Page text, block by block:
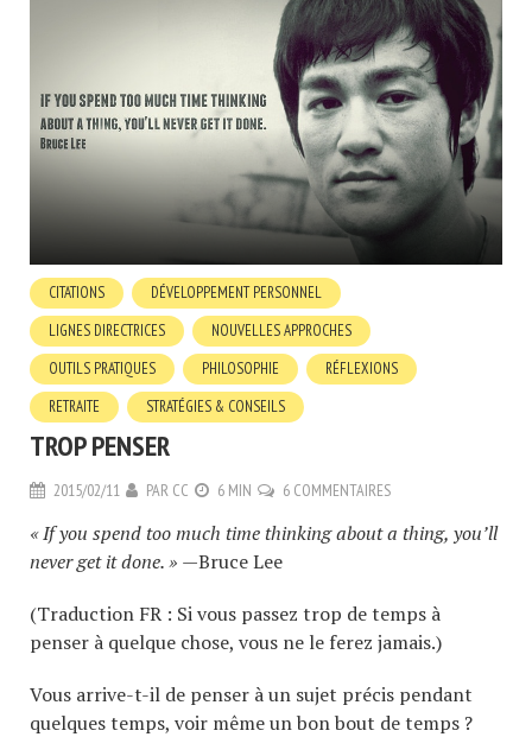
CITATIONS
DÉVELOPPEMENT PERSONNEL
LIGNES DIRECTRICES
NOUVELLES APPROCHES
OUTILS PRATIQUES
PHILOSOPHIE
RÉFLEXIONS
RETRAITE
STRATÉGIES & CONSEILS
TROP PENSER
2015/02/11 PAR CC 6 MIN 6 COMMENTAIRES
« If you spend too much time thinking about a thing, you’ll
never get it done. » —Bruce Lee
(Traduction FR : Si vous passez trop de temps à
penser à quelque chose, vous ne le ferez jamais.)
Vous arrive-t-il de penser à un sujet précis pendant
quelques temps, voir même un bon bout de temps ?